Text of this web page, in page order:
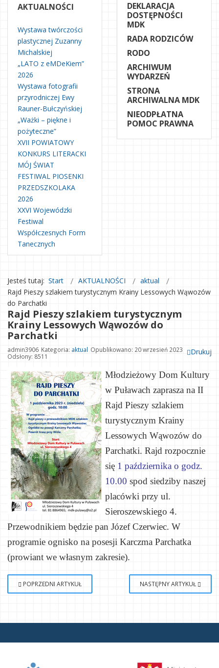
AKTUALNOŚCI
Wystawa twórczości
plastycznej Zuzanny
Michalskiej
„LATO z eMDeKiem”
2026
Wystawa fotografii
przyrodniczej Ewy
Rauner-Bułczyńskiej
„Ważki – piękne i
pożyteczne”
XVII POWIATOWY
KONKURS LITERACKI
MÓJ ŚWIAT
FESTIWAL PIOSENKI
PRZEDSZKOLAKA
2026
XXVI Wojewódzki
Festiwal
Współczesnych Form
Tanecznych
DEKLARACJA
DOSTĘPNOŚCI
MDK
RADA RODZICÓW
RODO
ARCHIWUM
WYDARZEŃ
STRONA
ARCHIWALNA MDK
NIEODPŁATNA
POMOC PRAWNA
Jesteś tutaj: Start AKTUALNOŚCI
aktual
Rajd Pieszy szlakiem turystycznym Krainy Lessowych Wąwozów
do Parchatki
Rajd Pieszy szlakiem turystycznym
Krainy Lessowych Wąwozów do
Parchatki
Drukuj
admin3906 Kategoria: aktual Opublikowano: 20 wrzesień 2023
Odsłony: 8511
Młodzieżowy Dom Kultury
w Puławach zaprasza na II
Rajd Pieszy szlakiem
turystycznym Krainy
Lessowych Wąwozów do
Parchatki. Rajd rozpocznie
się 1 października o godz.
10.00 spod siedziby naszej
placówki przy ul.
Sieroszewskiego 4.
Przewodnikiem będzie pan Józef Czerwiec. W
programie ognisko na posesji Karczma Parchatka
(prowiant we własnym zakresie).
POPRZEDNI ARTYKUŁ NASTĘPNY ARTYKUŁ